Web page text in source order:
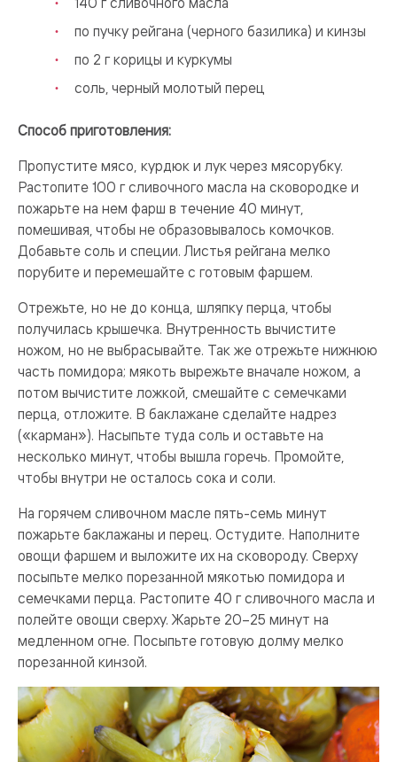
по пучку рейгана (черного базилика) и кинзы
по 2 г корицы и куркумы
соль, черный молотый перец
Способ приготовления:
Пропустите мясо, курдюк и лук через мясорубку.
Растопите 100 г сливочного масла на сковородке и
пожарьте на нем фарш в течение 40 минут,
помешивая, чтобы не образовывалось комочков.
Добавьте соль и специи. Листья рейгана мелко
порубите и перемешайте с готовым фаршем.
Отрежьте, но не до конца, шляпку перца, чтобы
получилась крышечка. Внутренность вычистите
ножом, но не выбрасывайте. Так же отрежьте нижнюю
часть помидора; мякоть вырежьте вначале ножом, а
потом вычистите ложкой, смешайте с семечками
перца, отложите. В баклажане сделайте надрез
(«карман»). Насыпьте туда соль и оставьте на
несколько минут, чтобы вышла горечь. Промойте,
чтобы внутри не осталось сока и соли.
На горячем сливочном масле пять-семь минут
пожарьте баклажаны и перец. Остудите. Наполните
овощи фаршем и выложите их на сковороду. Сверху
посыпьте мелко порезанной мякотью помидора и
семечками перца. Растопите 40 г сливочного масла и
полейте овощи сверху. Жарьте 20–25 минут на
медленном огне. Посыпьте готовую долму мелко
порезанной кинзой.